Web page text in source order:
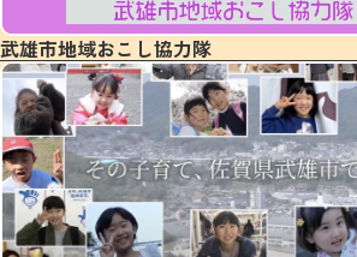
武雄市地域おこし協力隊